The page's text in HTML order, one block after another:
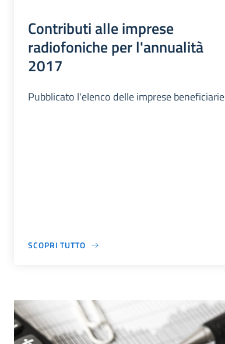
Contributi alle imprese
radiofoniche per l'annualità
2017
Pubblicato l'elenco delle imprese beneficiarie
SCOPRI TUTTO